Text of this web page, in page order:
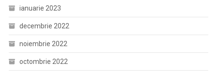
ianuarie 2023
decembrie 2022
noiembrie 2022
octombrie 2022